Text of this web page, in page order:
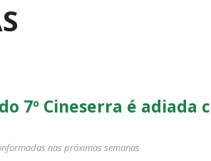
7º Cineserra é
nas próximas semanas